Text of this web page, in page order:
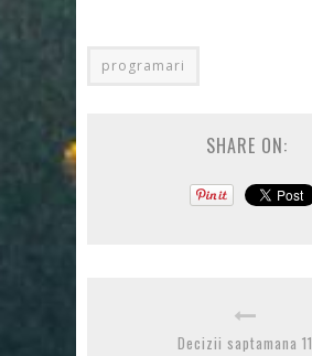
programari
SHARE ON:
Decizii saptamana 11